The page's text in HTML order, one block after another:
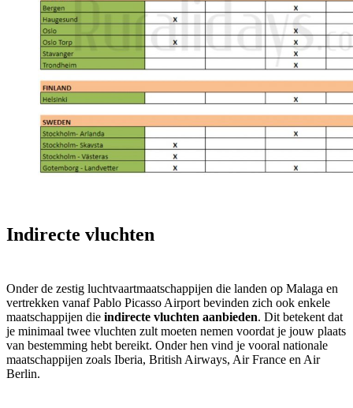
Indirecte vluchten
Onder de zestig luchtvaartmaatschappijen die landen op Malaga en
vertrekken vanaf Pablo Picasso Airport bevinden zich ook enkele
maatschappijen die indirecte vluchten aanbieden. Dit betekent dat
je minimaal twee vluchten zult moeten nemen voordat je jouw plaats
van bestemming hebt bereikt. Onder hen vind je vooral nationale
maatschappijen zoals Iberia, British Airways, Air France en Air
Berlin.